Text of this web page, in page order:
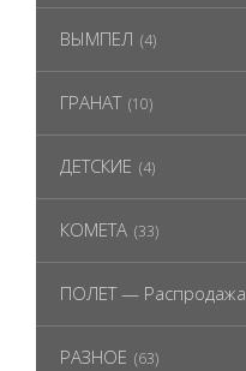
ВЫМПЕЛ (4)
ГРАНАТ (10)
ДЕТСКИЕ (4)
КОМЕТА (33)
ПОЛЕТ — Распродажа
РАЗНОЕ (63)